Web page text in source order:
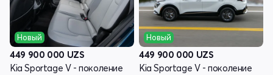
Новый
449 900 000 UZS
Kia Sportage V - поколение
Новый
449 900 000 UZS
Kia Sportage V - поколение